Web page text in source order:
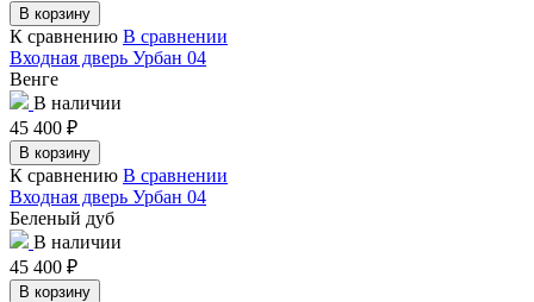
В корзину
К сравнению В сравнении
Входная дверь Урбан 04
Венге
В наличии
45 400 ₽
В корзину
К сравнению В сравнении
Входная дверь Урбан 04
Беленый дуб
В наличии
45 400 ₽
В корзину